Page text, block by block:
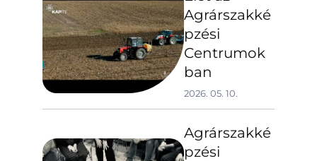
Agrárszakké
pzési
Centrumok
ban
2026. 05. 10.
Agrárszakké
pzési